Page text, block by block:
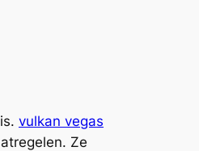
vulkan vegas
Ze